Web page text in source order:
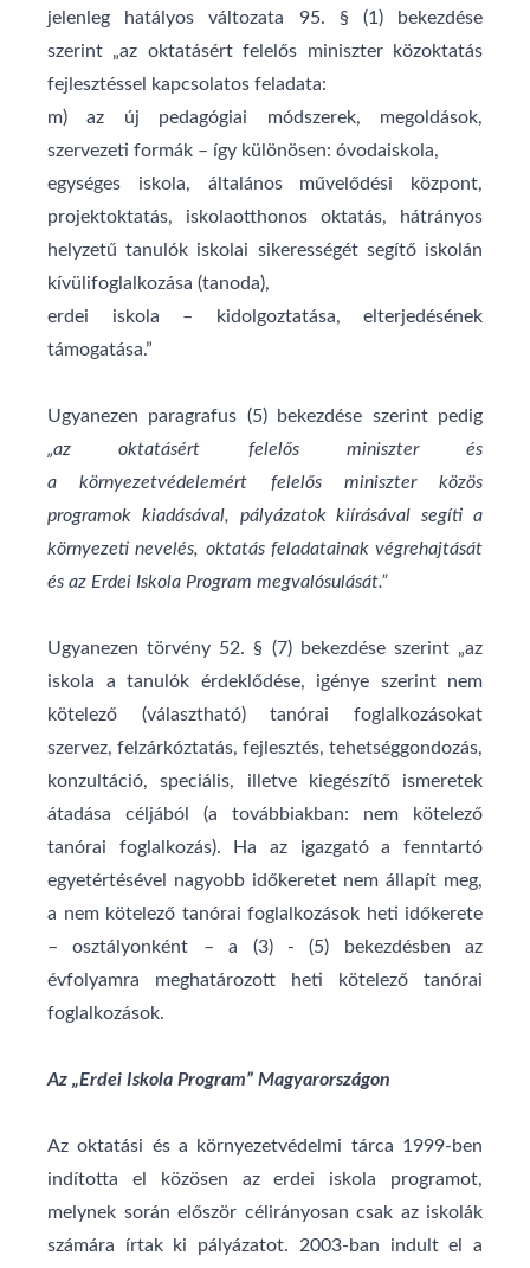
jelenleg hatályos változata 95. § (1) bekezdése
szerint „az oktatásért felelős miniszter közoktatás
fejlesztéssel kapcsolatos feladata:
m) az új pedagógiai módszerek, megoldások,
szervezeti formák – így különösen: óvodaiskola,
egységes iskola, általános művelődési központ,
projektoktatás, iskolaotthonos oktatás, hátrányos
helyzetű tanulók iskolai sikerességét segítő iskolán
kívülifoglalkozása (tanoda),
erdei iskola – kidolgoztatása, elterjedésének
támogatása.”
Ugyanezen paragrafus (5) bekezdése szerint pedig
„az oktatásért felelős miniszter és
akörnyezetvédelemért felelős miniszter közös
programok kiadásával, pályázatok kiírásávalsegíti a
környezeti nevelés, oktatás feladatainak végrehajtását
és az Erdei Iskola Program megvalósulását.”
Ugyanezen törvény 52. § (7) bekezdése szerint „az
iskola a tanulók érdeklődése, igénye szerint nem
kötelező (választható) tanórai foglalkozásokat
szervez, felzárkóztatás, fejlesztés, tehetséggondozás,
konzultáció, speciális, illetve kiegészítő ismeretek
átadása céljából (a továbbiakban: nem kötelező
tanórai foglalkozás). Ha az igazgató a fenntartó
egyetértésével nagyobb időkeretet nem állapít meg,
a nem kötelező tanórai foglalkozások heti időkerete
– osztályonként – a (3) - (5) bekezdésben az
évfolyamra meghatározott heti kötelező tanórai
foglalkozások.
Az „Erdei Iskola Program” Magyarországon
Az oktatási és a környezetvédelmi tárca 1999-ben
indította el közösen az erdei iskola programot,
melynek során először célirányosan csak az iskolák
számára írtak ki pályázatot. 2003-ban indult el a